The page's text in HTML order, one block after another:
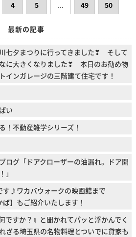
4 5 ... 49 50
最新の記事
七夕まつりに行ってきました❣ そして
に大きくなりました❣ 本日のお勧め物
インガレージの三階建て住宅です！
い
！不動産雑学シリーズ！
ログ「ドアクローザーの油漏れ。ドア開
」
す♪ワカバウォークの映画館まで
】もご紹介いたします！
ですか？』と聞かれてパッと浮かんでく
ざる埼玉県の名物料理とついでに貸家も